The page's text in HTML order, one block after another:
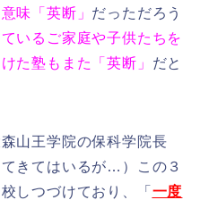
味「英断」 だっただろう
いるご家庭や子供たちを
た塾もまた「英断」 だと
山王学院の保科学院長
きてはいるが…）この３
しつづけており、「 一度